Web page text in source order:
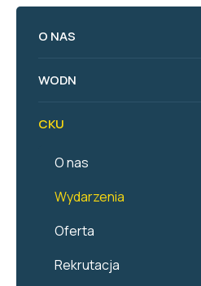
O NAS
WODN
CKU
O nas
Wydarzenia
Oferta
Rekrutacja